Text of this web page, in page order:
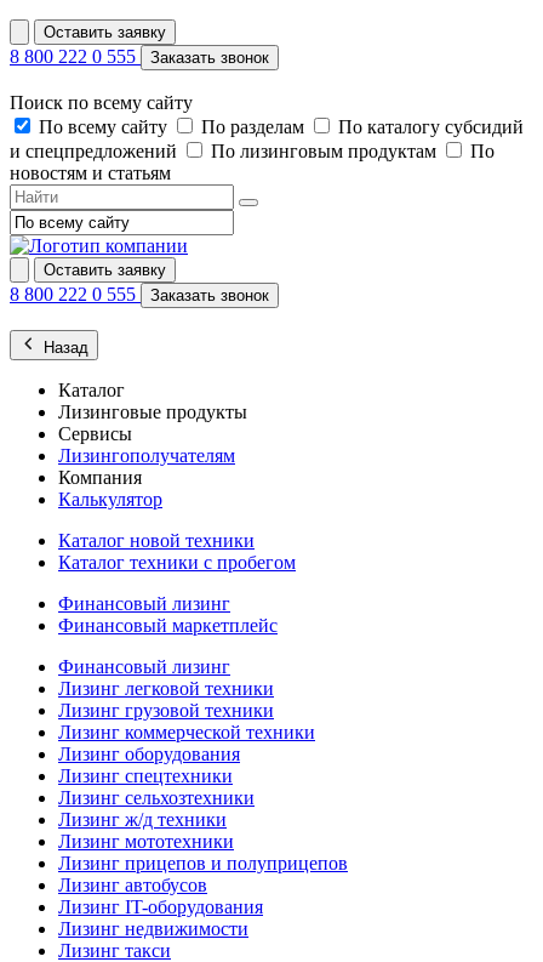
Оставить заявку
8 800 222 0 555 Заказать звонок
Поиск по всему сайту
По всему сайту
По разделам
По каталогу субсидий
и спецпредложений
По лизинговым продуктам
По
новостям и статьям
Оставить заявку
8 800 222 0 555 Заказать звонок
Назад
Каталог
Лизинговые продукты
Сервисы
Лизингополучателям
Компания
Калькулятор
Каталог новой техники
Каталог техники с пробегом
Финансовый лизинг
Финансовый маркетплейс
Финансовый лизинг
Лизинг легковой техники
Лизинг грузовой техники
Лизинг коммерческой техники
Лизинг оборудования
Лизинг спецтехники
Лизинг сельхозтехники
Лизинг ж/д техники
Лизинг мототехники
Лизинг прицепов и полуприцепов
Лизинг автобусов
Лизинг IT-оборудования
Лизинг недвижимости
Лизинг такси